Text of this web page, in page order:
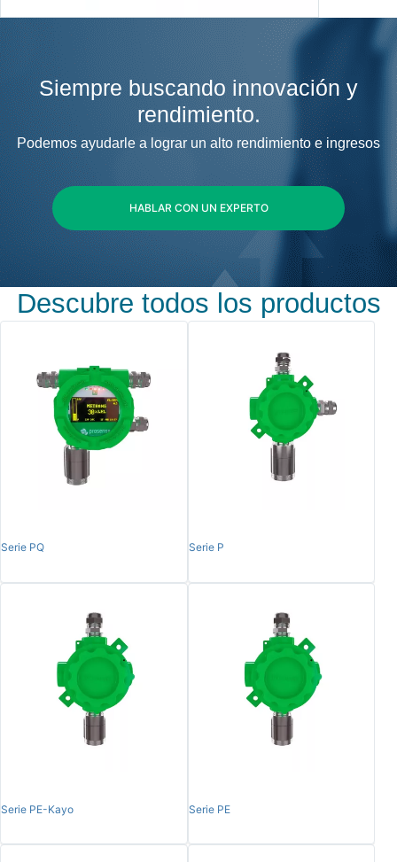
Siempre buscando innovación y
rendimiento.
Podemos ayudarle a lograr un alto rendimiento e ingresos
HABLAR CON UN EXPERTO
Descubre todos los productos
Serie PQ Serie P
Serie PE-Kayo Serie PE